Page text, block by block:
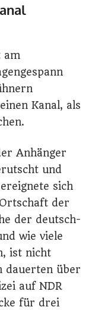
am
Kanal, als
Anhänger
und
sich
der
der deutsch-
wie viele
ist nicht
dauerten über
auf NDR
für drei